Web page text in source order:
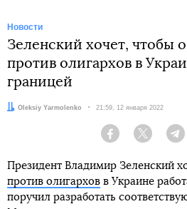
Новости
Зеленский хочет, чтобы
против олигархов в
границей
Автор:
Oleksiy Yarmolenko Дата:
21:59, 12 января 2022
Facebook Twitter
Президент Владимир Зеленский
против олигархов в Украине
поручил разработать